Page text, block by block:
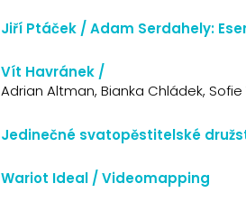
Jiří Ptáček / Adam Serdahely:
Vít Havránek /
Adrian Altman, Bianka Chládek,
Jedinečné svatopěstitelské
Wariot Ideal / Videomapping